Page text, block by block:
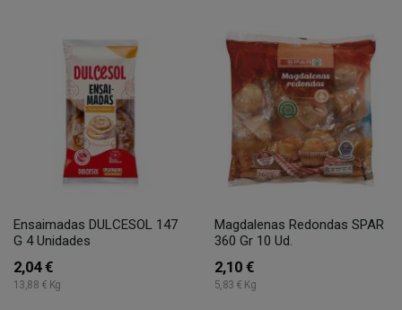
Ensaimadas DULCESOL 147
G 4 Unidades
2,04 €
13,88 € Kg
Magdalenas Redondas SPAR
360 Gr 10 Ud.
2,10 €
5,83 € Kg